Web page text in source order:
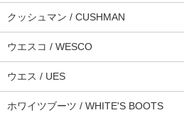
クッシュマン / CUSHMAN
ウエスコ / WESCO
ウエス / UES
ホワイツブーツ / WHITE'S BOOTS